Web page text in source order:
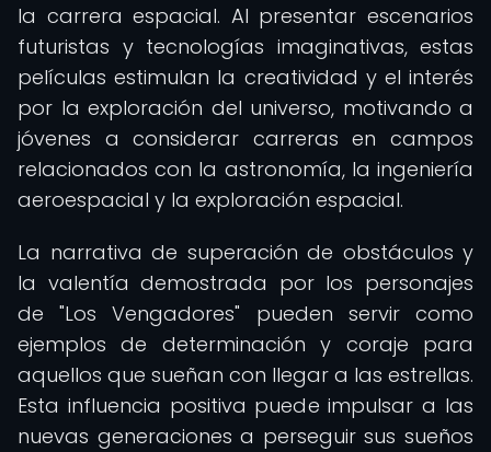
la carrera espacial. Al presentar escenarios
futuristas y tecnologías imaginativas, estas
películas estimulan la creatividad y el interés
por la exploración del universo, motivando a
jóvenes a considerar carreras en campos
relacionados con la astronomía, la ingeniería
aeroespacial y la exploración espacial.
La narrativa de superación de obstáculos y
la valentía demostrada por los personajes
de "Los Vengadores" pueden servir como
ejemplos de determinación y coraje para
aquellos que sueñan con llegar a las estrellas.
Esta influencia positiva puede impulsar a las
nuevas generaciones a perseguir sus sueños